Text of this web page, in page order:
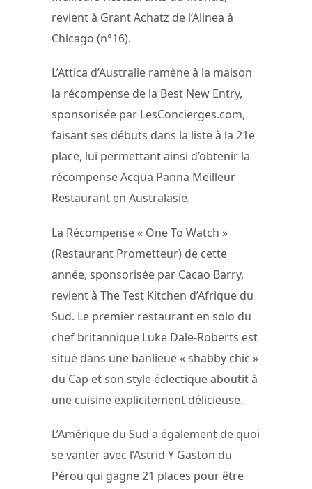
revient à Grant Achatz de l’Alinea à
Chicago (n°16).
L’Attica d’Australie ramène à la maison
la récompense de la Best New Entry,
sponsorisée par LesConcierges.com,
faisant ses débuts dans la liste à la 21e
place, lui permettant ainsi d’obtenir la
récompense Acqua Panna Meilleur
Restaurant en Australasie.
La Récompense « One To Watch »
(Restaurant Prometteur) de cette
année, sponsorisée par Cacao Barry,
revient à The Test Kitchen d’Afrique du
Sud. Le premier restaurant en solo du
chef britannique Luke Dale-Roberts est
situé dans une banlieue « shabby chic »
du Cap et son style éclectique aboutit à
une cuisine explicitement délicieuse.
L’Amérique du Sud a également de quoi
se vanter avec l’Astrid Y Gaston du
Pérou qui gagne 21 places pour être